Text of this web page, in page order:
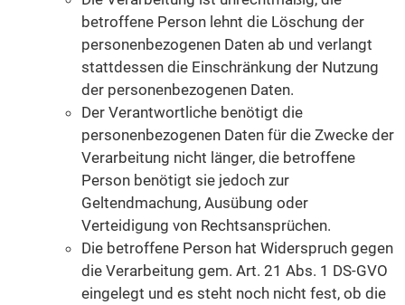
betroffene Person lehnt die Löschung der
personenbezogenen Daten ab und verlangt
stattdessen die Einschränkung der Nutzung
der personenbezogenen Daten.
Der Verantwortliche benötigt die
personenbezogenen Daten für die Zwecke der
Verarbeitung nicht länger, die betroffene
Person benötigt sie jedoch zur
Geltendmachung, Ausübung oder
Verteidigung von Rechtsansprüchen.
Die betroffene Person hat Widerspruch gegen
die Verarbeitung gem. Art. 21 Abs. 1 DS-GVO
eingelegt und es steht noch nicht fest, ob die